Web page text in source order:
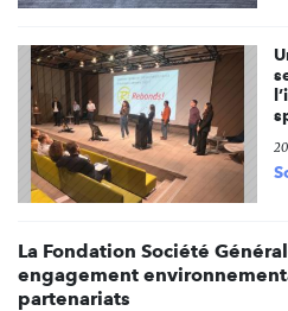
La Fondation Société
engagement
partenariats